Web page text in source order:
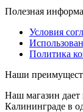
Полезная
Условия
Политика
Наши
Наш магазин дает
Калининграде в